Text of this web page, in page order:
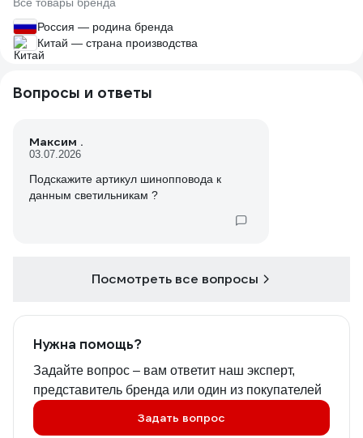
Россия — родина бренда
Китай — страна производства
Вопросы и ответы
Максим .
03.07.2026
Подскажите артикул шинопповода к
данным светильникам ?
Посмотреть все вопросы
Нужна помощь?
Задайте вопрос – вам ответит наш эксперт,
представитель бренда или один из покупателей
Задать вопрос